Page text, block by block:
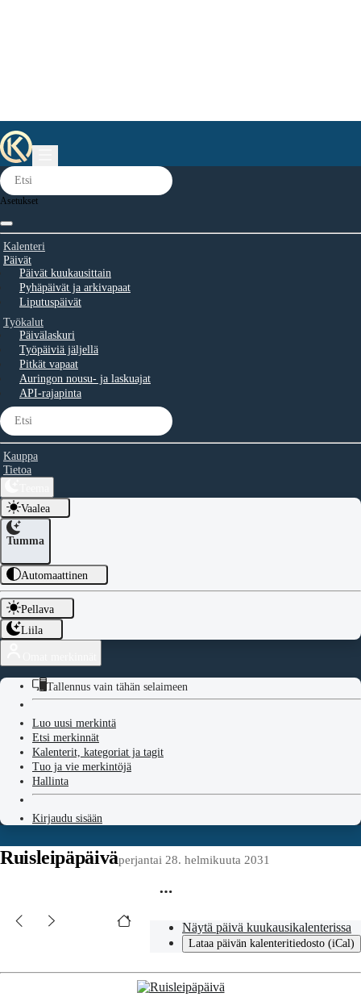
Asetukset
Kalenteri
Päivät
Päivät kuukausittain
Pyhäpäivät ja arkivapaat
Liputuspäivät
Työkalut
Päivälaskuri
Työpäiviä jäljellä
Pitkät vapaat
Auringon nousu- ja laskuajat
API-rajapinta
Kauppa
Tietoa
Vaalea
Tumma
Automaattinen
Pellava
Liila
Tallennus vain tähän selaimeen
Luo uusi merkintä
Etsi merkinnät
Kalenterit, kategoriat ja tagit
Tuo ja vie merkintöjä
Hallinta
Kirjaudu sisään
Ruisleipäpäiväperjantai 28. helmikuuta 2031
Näytä päivä kuukausikalenterissa
Lataa päivän kalenteritiedosto (iCal)